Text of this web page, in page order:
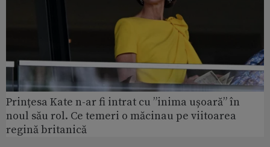
Prințesa Kate n-ar fi intrat cu ”inima ușoară” în
noul său rol. Ce temeri o măcinau pe viitoarea
regină britanică